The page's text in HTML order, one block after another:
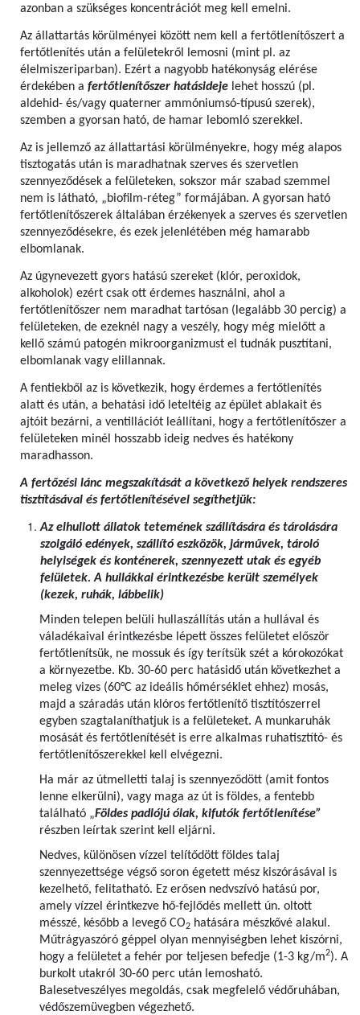
azonban a szükséges koncentrációt meg kell emelni.
Az állattartás körülményei között nem kell a fertőtlenítőszert a
fertőtlenítés után a felületekről lemosni (mint pl. az
élelmiszeriparban). Ezért a nagyobb hatékonyság elérése
érdekében a fertőtlenítőszer hatásideje lehet hosszú (pl.
aldehid- és/vagy quaterner ammóniumsó-típusú szerek),
szemben a gyorsan ható, de hamar lebomló szerekkel.
Az is jellemző az állattartási körülményekre, hogy még alapos
tisztogatás után is maradhatnak szerves és szervetlen
szennyeződések a felületeken, sokszor már szabad szemmel
nem is látható, „biofilm-réteg” formájában. A gyorsan ható
fertőtlenítőszerek általában érzékenyek a szerves és szervetlen
szennyeződésekre, és ezek jelenlétében még hamarabb
elbomlanak.
Az úgynevezett gyors hatású szereket (klór, peroxidok,
alkoholok) ezért csak ott érdemes használni, ahol a
fertőtlenítőszer nem maradhat tartósan (legalább 30 percig) a
felületeken, de ezeknél nagy a veszély, hogy még mielőtt a
kellő számú patogén mikroorganizmust el tudnák pusztítani,
elbomlanak vagy elillannak.
A fentiekből az is következik, hogy érdemes a fertőtlenítés
alatt és után, a behatási idő leteltéig az épület ablakait és
ajtóit bezárni, a ventillációt leállítani, hogy a fertőtlenítőszer a
felületeken minél hosszabb ideig nedves és hatékony
maradhasson.
A fertőzési lánc megszakítását a következő helyek rendszeres
tisztításával és fertőtlenítésével segíthetjük:
Az elhullott állatok tetemének szállítására és tárolására
szolgáló edények, szállító eszközök, járművek, tároló
helyiségek és konténerek, szennyezett utak és egyéb
felületek. A hullákkal érintkezésbe került személyek
(kezek, ruhák, lábbelik)
Minden telepen belüli hullaszállítás után a hullával és
váladékaival érintkezésbe lépett összes felületet először
fertőtlenítsük, ne mossuk és így terítsük szét a kórokozókat
a környezetbe. Kb. 30-60 perc hatásidő után következhet a
meleg vizes (60°C az ideális hőmérséklet ehhez) mosás,
majd a száradás után klóros fertőtlenítő tisztítószerrel
egyben szagtalaníthatjuk is a felületeket. A munkaruhák
mosását és fertőtlenítését is erre alkalmas ruhatisztító- és
fertőtlenítőszerekkel kell elvégezni.
Ha már az útmelletti talaj is szennyeződött (amit fontos
lenne elkerülni), vagy maga az út is földes, a fentebb
található „Földes padlójú ólak, kifutók fertőtlenítése”
részben leírtak szerint kell eljárni.
Nedves, különösen vízzel telítődött földes talaj
szennyezettsége végső soron égetett mész kiszórásával is
kezelhető, felitatható. Ez erősen nedvszívó hatású por,
amely vízzel érintkezve hő-fejlődés mellett ún. oltott
mésszé, később a levegő CO2 hatására mészkővé alakul.
Műtrágyaszóró géppel olyan mennyiségben lehet kiszórni,
hogy a felületet a fehér por teljesen befedje (1-3 kg/m2). A
burkolt utakról 30-60 perc után lemosható.
Balesetveszélyes megoldás, csak megfelelő védőruhában,
védőszemüvegben végezhető.